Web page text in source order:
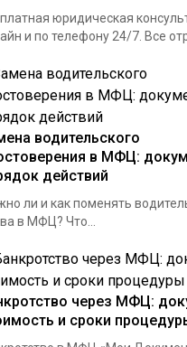
юридическая
и по телефону 24/7. Все
водительского
в МФЦ:
действий
ли и как поменять
в МФЦ? Что...
через МФЦ:
и сроки